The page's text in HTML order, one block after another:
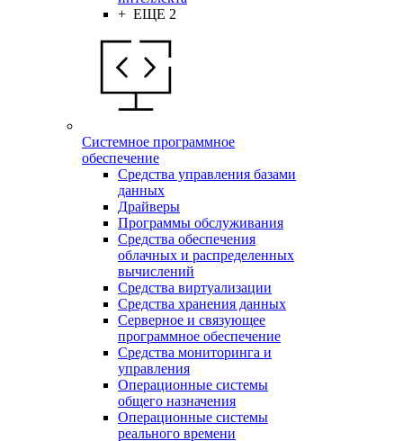
+ ЕЩЕ 2
Системное программное
обеспечение
Средства управления базами
данных
Драйверы
Программы обслуживания
Средства обеспечения
облачных и распределенных
вычислений
Средства виртуализации
Средства хранения данных
Серверное и связующее
программное обеспечение
Средства мониторинга и
управления
Операционные системы
общего назначения
Операционные системы
реального времени